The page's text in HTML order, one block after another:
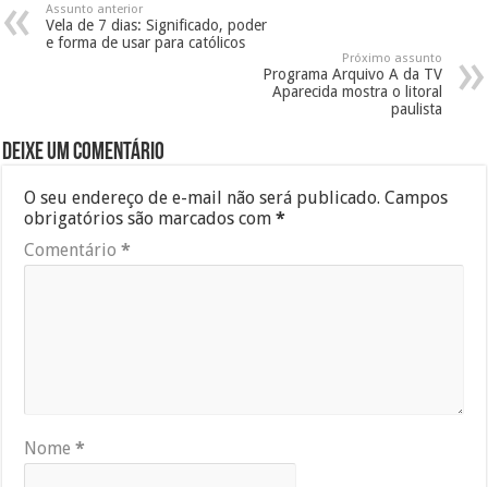
Assunto anterior
Vela de 7 dias: Significado, poder
e forma de usar para católicos
Próximo assunto
Programa Arquivo A da TV
Aparecida mostra o litoral
paulista
Deixe um comentário
O seu endereço de e-mail não será publicado. Campos
obrigatórios são marcados com*
Comentário*
Nome*